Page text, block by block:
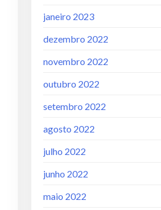
janeiro 2023
dezembro 2022
novembro 2022
outubro 2022
setembro 2022
agosto 2022
julho 2022
junho 2022
maio 2022